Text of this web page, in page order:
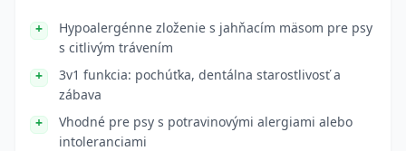
Hypoalergénne zloženie s jahňacím mäsom pre psy
s citlivým trávením
3v1 funkcia: pochúťka, dentálna starostlivosť a
zábava
Vhodné pre psy s potravinovými alergiami alebo
intoleranciami